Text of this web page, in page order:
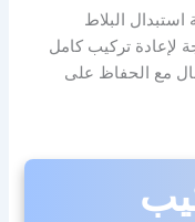
استبدال البلاط
لإعادة تركيب كامل
مع الحفاظ على